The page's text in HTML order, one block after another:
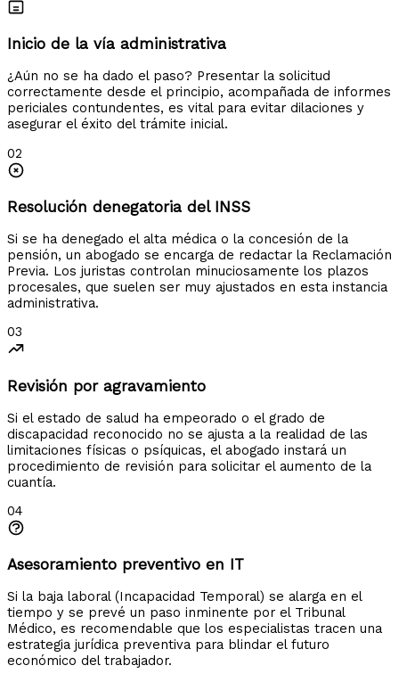
Inicio de la vía administrativa
¿Aún no se ha dado el paso? Presentar la solicitud
correctamente desde el principio, acompañada de informes
periciales contundentes, es vital para evitar dilaciones y
asegurar el éxito del trámite inicial.
02
Resolución denegatoria del INSS
Si se ha denegado el alta médica o la concesión de la
pensión, un abogado se encarga de redactar la Reclamación
Previa. Los juristas controlan minuciosamente los plazos
procesales, que suelen ser muy ajustados en esta instancia
administrativa.
03
Revisión por agravamiento
Si el estado de salud ha empeorado o el grado de
discapacidad reconocido no se ajusta a la realidad de las
limitaciones físicas o psíquicas, el abogado instará un
procedimiento de revisión para solicitar el aumento de la
cuantía.
04
Asesoramiento preventivo en IT
Si la baja laboral (Incapacidad Temporal) se alarga en el
tiempo y se prevé un paso inminente por el Tribunal
Médico, es recomendable que los especialistas tracen una
estrategia jurídica preventiva para blindar el futuro
económico del trabajador.